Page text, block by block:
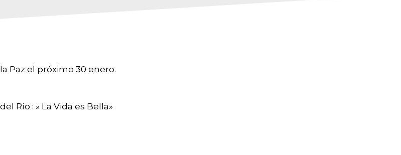
Paz el próximo 30 enero.
Río : » La Vida es Bella»